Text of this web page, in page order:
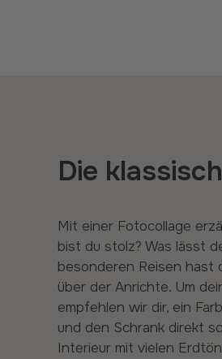
Die
Mit einer Fotocollage erzählst du deine einzigartige Geschichte. Worauf
bist du stolz? Was lässt
besonderen Reisen hast
über der Anrichte. Um
empfehlen wir dir, ein
und den Schrank direkt
Interieur mit vielen